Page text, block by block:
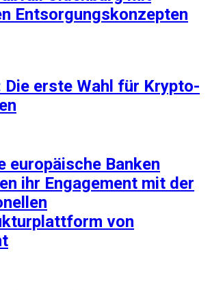
Entsorgungskonzepten
Die erste Wahl für Krypto-
europäische Banken
ihr Engagement mit der
von